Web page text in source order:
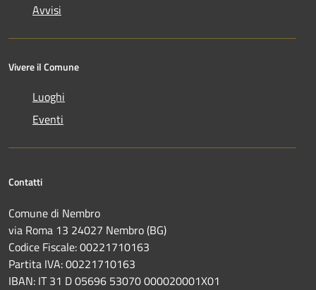
Avvisi
Vivere il Comune
Luoghi
Eventi
Contatti
Comune di Nembro
via Roma 13 24027 Nembro (BG)
Codice Fiscale: 00221710163
Partita IVA: 00221710163
IBAN: IT 31 D 05696 53070 000020001X01